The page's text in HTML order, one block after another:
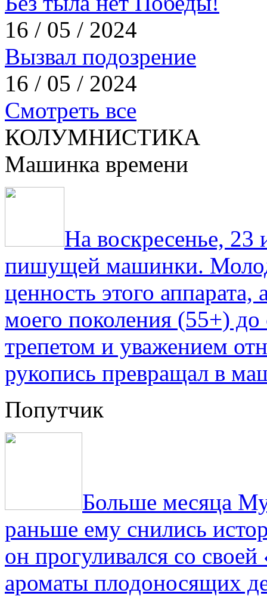
16 / 05 / 2024
Вызвал подозрение
16 / 05 / 2024
Смотреть все
КОЛУМНИСТИКА
Машинка времени
На воскресенье,
пишущей машинки.
ценность этого
моего поколения (55+) до
трепетом и уважением
рукопись превращал в
Попутчик
Больше месяца
раньше ему снились
он прогуливался со
ароматы плодоносящих